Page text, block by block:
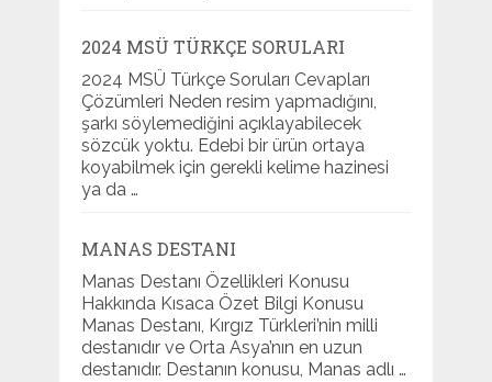
2024 MSÜ TÜRKÇE SORULARI
2024 MSÜ Türkçe Soruları Cevapları
Çözümleri Neden resim yapmadığını,
şarkı söylemediğini açıklayabilecek
sözcük yoktu. Edebi bir ürün ortaya
koyabilmek için gerekli kelime hazinesi
ya da …
MANAS DESTANI
Manas Destanı Özellikleri Konusu
Hakkında Kısaca Özet Bilgi Konusu
Manas Destanı, Kırgız Türkleri’nin milli
destanıdır ve Orta Asya’nın en uzun
destanıdır. Destanın konusu, Manas adlı …